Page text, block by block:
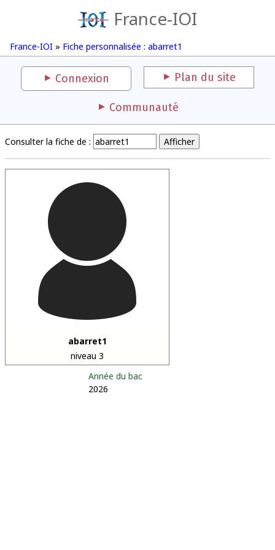
France-IOI
France-IOI » Fiche personnalisée : abarret1
Connexion Plan du site
Communauté
Consulter la fiche de :
abarret1
niveau 3
Année du bac
2026